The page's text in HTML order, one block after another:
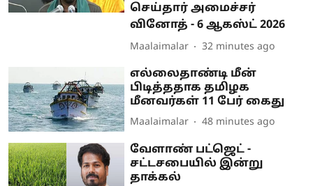
செய்தார் அமைச்சர்
வினோத் - 6 ஆகஸ்ட் 2026
Maalaimalar 32 minutes ago
எல்லைதாண்டி மீன்
பிடித்ததாக தமிழக
மீனவர்கள் 11 பேர் கைது
Maalaimalar 48 minutes ago
வேளாண் பட்ஜெட் -
சட்டசபையில் இன்று
தாக்கல்